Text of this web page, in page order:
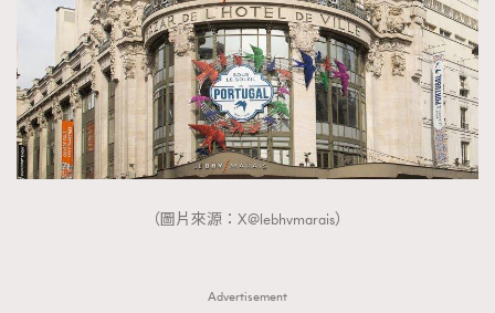
（圖片來源：X@lebhvmarais）
Advertisement